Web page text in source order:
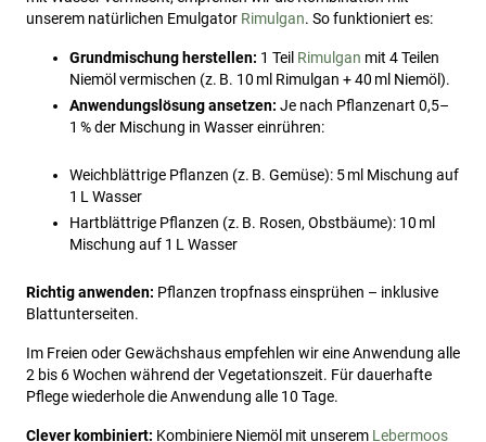
unserem natürlichen Emulgator Rimulgan. So funktioniert es:
Grundmischung herstellen: 1 Teil Rimulgan mit 4 Teilen
Niemöl vermischen (z. B. 10 ml Rimulgan + 40 ml Niemöl).
Anwendungslösung ansetzen: Je nach Pflanzenart 0,5–
1 % der Mischung in Wasser einrühren:
Weichblättrige Pflanzen (z. B. Gemüse): 5 ml Mischung auf
1 L Wasser
Hartblättrige Pflanzen (z. B. Rosen, Obstbäume): 10 ml
Mischung auf 1 L Wasser
Richtig anwenden: Pflanzen tropfnass einsprühen – inklusive
Blattunterseiten.
Im Freien oder Gewächshaus empfehlen wir eine Anwendung alle
2 bis 6 Wochen während der Vegetationszeit. Für dauerhafte
Pflege wiederhole die Anwendung alle 10 Tage.
Clever kombiniert: Kombiniere Niemöl mit unserem Lebermoos